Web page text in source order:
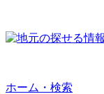
ホーム・検索